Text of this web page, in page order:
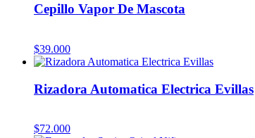
Cepillo Vapor De Mascota
$39.000
Rizadora Automatica Electrica Evillas
$72.000